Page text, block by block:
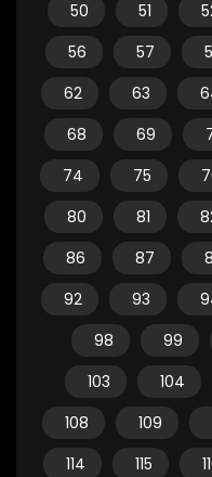
50
51
56
57
62
63
68
69
74
75
80
81
86
87
92
93
98
99
103
104
108
109
114
115